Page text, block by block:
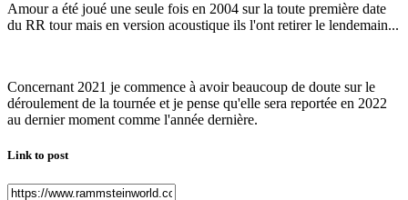
Amour a été joué une seule fois en 2004 sur la toute première date
du RR tour mais en version acoustique ils l'ont retirer le lendemain...
Concernant 2021 je commence à avoir beaucoup de doute sur le
déroulement de la tournée et je pense qu'elle sera reportée en 2022
au dernier moment comme l'année dernière.
Link to post